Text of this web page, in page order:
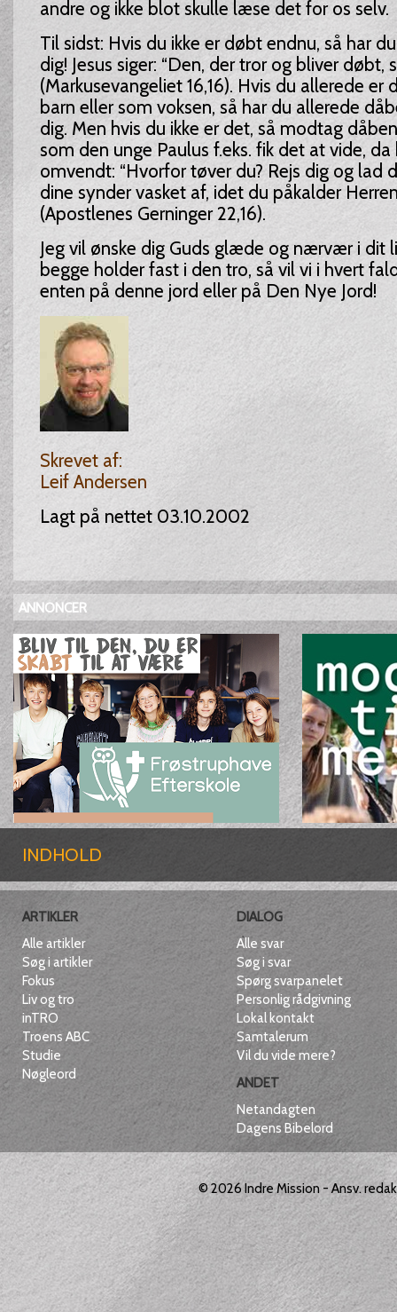
andre og ikke blot skulle læse det for os selv.
Til sidst: Hvis du ikke er døbt endnu, så har
dig! Jesus siger: “Den, der tror og bliver døbt,
(Markusevangeliet 16,16). Hvis du allerede er
barn eller som voksen, så har du allerede
dig. Men hvis du ikke er det, så modtag
som den unge Paulus f.eks. fik det at vide, da
omvendt: “Hvorfor tøver du? Rejs dig og lad
dine synder vasket af, idet du påkalder
(Apostlenes Gerninger 22,16).
Jeg vil ønske dig Guds glæde og nærvær i dit
begge holder fast i den tro, så vil vi i hvert
enten på denne jord eller på Den Nye Jord!
Skrevet af:
Leif Andersen
Lagt på nettet 03.10.2002
ANNONCER
INDHOLD
ARTIKLER
Alle artikler
Søg i artikler
Fokus
Liv og tro
inTRO
Troens ABC
Studie
Nøgleord
DIALOG
Alle svar
Søg i svar
Spørg svarpanelet
Personlig rådgivning
Lokal kontakt
Samtalerum
Vil du vide mere?
ANDET
Netandagten
Dagens Bibelord
© 2026Indre Mission - Ansv.